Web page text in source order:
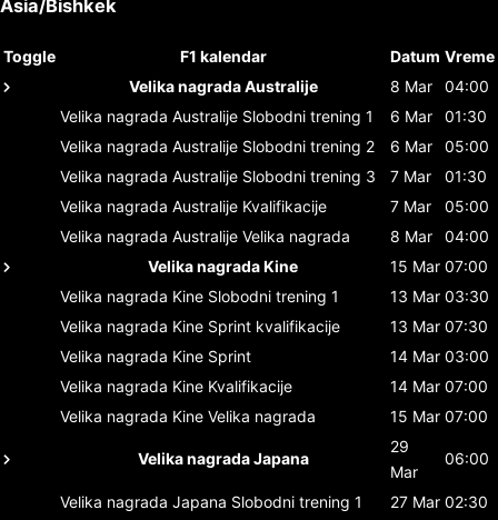
Asia/Bishkek
Toggle F1 kalendar Datum Vreme
Velika nagrada Australije
8 Mar
04:00
Velika nagrada Australije Slobodni trening 1 6 Mar
01:30
Velika nagrada Australije Slobodni trening 2 6 Mar
05:00
Velika nagrada Australije Slobodni trening 3 7 Mar
01:30
Velika nagrada Australije Kvalifikacije 7 Mar
05:00
Velika nagrada Australije Velika nagrada 8 Mar
04:00
Velika nagrada Kine
15 Mar 07:00
Velika nagrada Kine Slobodni trening 1 13 Mar 03:30
Velika nagrada Kine Sprint kvalifikacije 13 Mar 07:30
Velika nagrada Kine Sprint 14 Mar 03:00
Velika nagrada Kine Kvalifikacije 14 Mar 07:00
Velika nagrada Kine Velika nagrada 15 Mar 07:00
Velika nagrada Japana
29
Mar
06:00
Velika nagrada Japana Slobodni trening 1 27 Mar 02:30